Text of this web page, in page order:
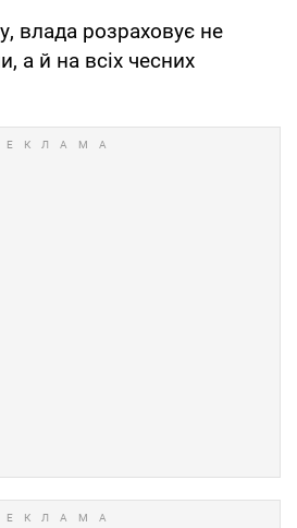
влада розраховує не
а й на всіх чесних